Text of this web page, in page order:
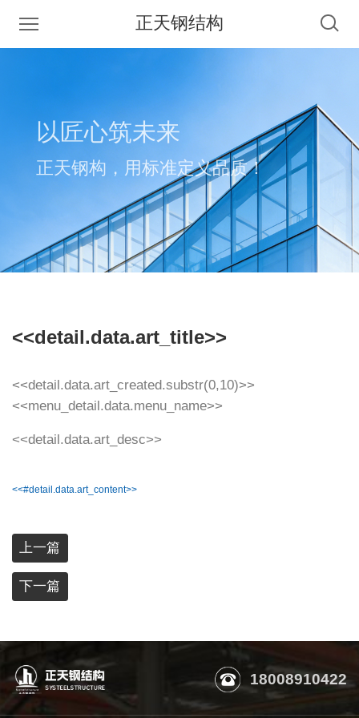
正天钢结构
以匠心筑未来
正天钢构，用标准定义品质！
<<detail.data.art_title>>
<<detail.data.art_created.substr(0,10)>>
<<menu_detail.data.menu_name>>
<<detail.data.art_desc>>
<<#detail.data.art_content>>
上一篇
下一篇
18008910422